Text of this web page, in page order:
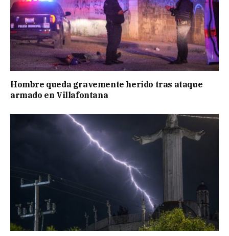
Hombre queda gravemente herido tras ataque
armado en Villafontana